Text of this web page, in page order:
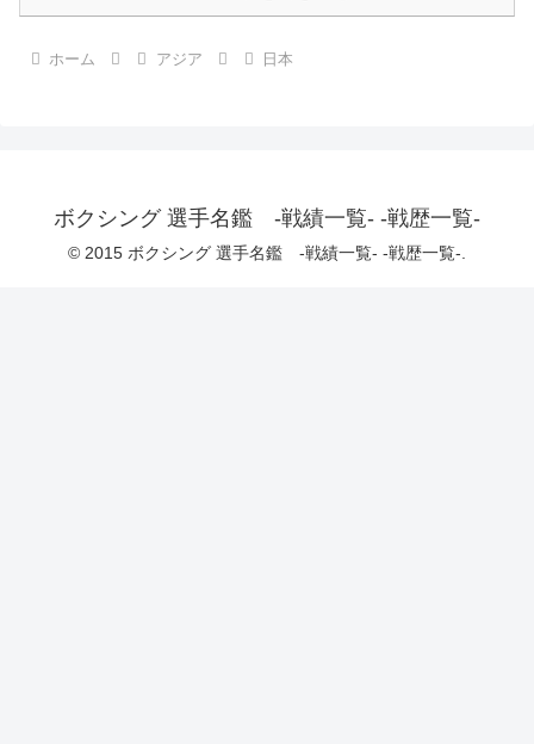
ホーム アジア 日本
ボクシング 選手名鑑 -戦績一覧- -戦歴一覧-
© 2015 ボクシング 選手名鑑 -戦績一覧- -戦歴一覧-.